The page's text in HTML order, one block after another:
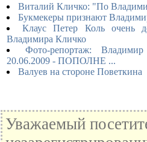
Виталий Кличко: "По
Букмекеры признают
Клаус Петер Коль очень
Владимира Кличко
Фото-репортаж:
20.06.2009 - ПОПОЛНЕ ...
Валуев на стороне Поветкина
Уважаемый